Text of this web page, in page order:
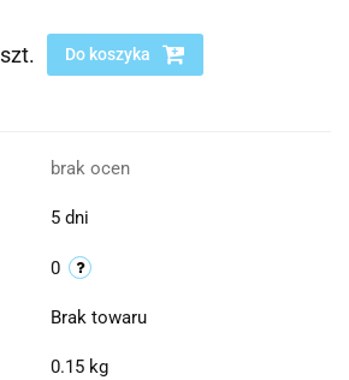
szt. Do koszyka
brak ocen
5 dni
0
Brak towaru
0.15 kg